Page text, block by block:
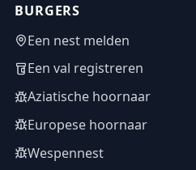
BURGERS
Een nest melden
Een val registreren
Aziatische hoornaar
Europese hoornaar
Wespennest